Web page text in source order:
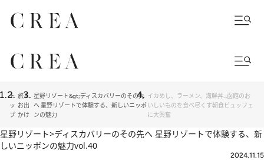
ト
ッ
プ
旅＆
お出
かけ
星野リゾート&gt;ディスカバリーのその先
へ 星野リゾートで体験する、新しいニッポ
ンの魅力
イカめし、ラーメン、海鮮丼…函館のお
いしいものを食べ尽くす朝食ビュッフェ
に大興奮
星野リゾート>ディスカバリーのその先へ 星野リゾートで体験する、新
しいニッポンの魅力vol.40
2024.11.15